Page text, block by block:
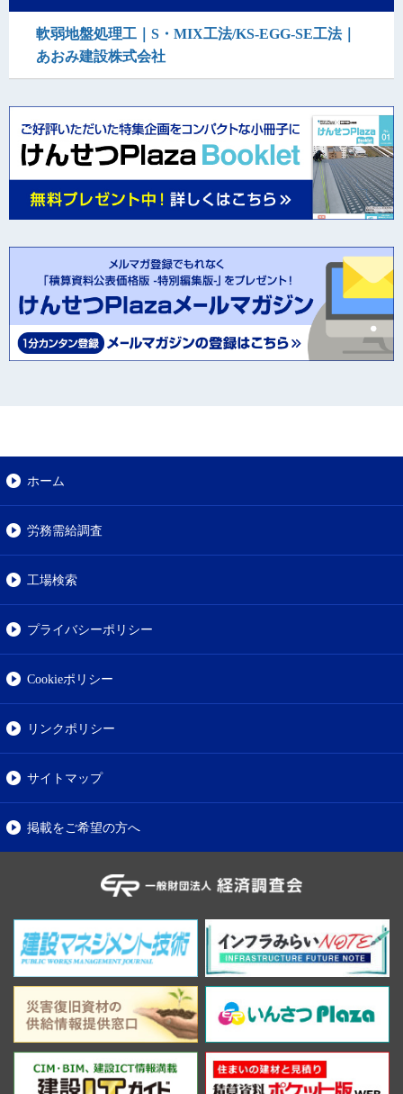
軟弱地盤処理工｜S・MIX工法/KS-EGG-SE工法｜
あおみ建設株式会社
ホーム
労務需給調査
工場検索
プライバシーポリシー
Cookieポリシー
リンクポリシー
サイトマップ
掲載をご希望の方へ